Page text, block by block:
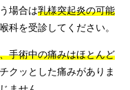
場合は乳様突起炎の可能
科を受診してください。
手術中の痛みはほとんど
クッとした痛みがありま